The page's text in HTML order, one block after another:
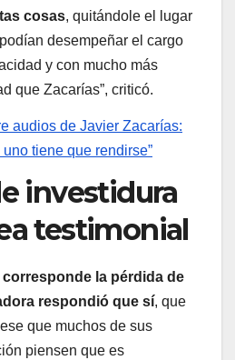
cosas, quitándole el lugar
desempeñar el cargo
y con mucho más
que Zacarías”, criticó.
audios de Javier Zacarías:
tiene que rendirse”
investidura
testimonial
corresponde la pérdida de
respondió que sí, que
que muchos de sus
piensen que es